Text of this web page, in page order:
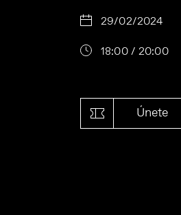
29/02/2024
18:00 / 20:00
Únete